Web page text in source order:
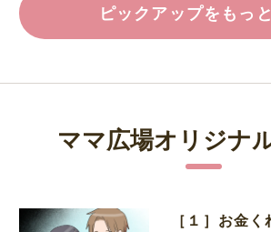
ピックアップをもっ
ママ広場オリジナ
［１］お金